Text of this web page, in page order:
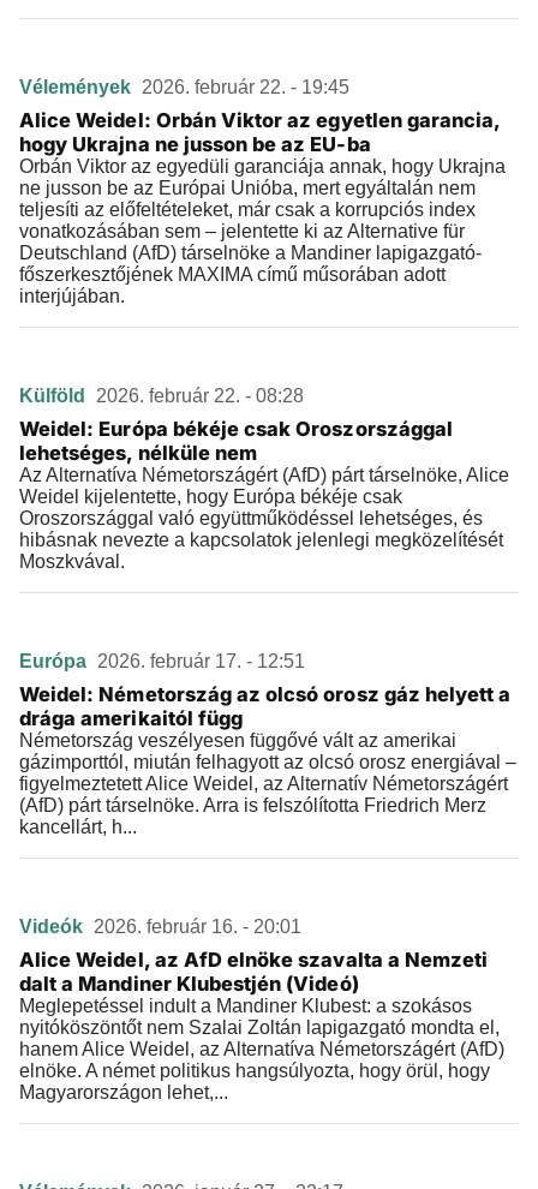
Vélemények 2026. február 22. - 19:45
Alice Weidel: Orbán Viktor az egyetlen garancia,
hogy Ukrajna ne jusson be az EU-ba
Orbán Viktor az egyedüli garanciája annak, hogy Ukrajna
ne jusson be az Európai Unióba, mert egyáltalán nem
teljesíti az előfeltételeket, már csak a korrupciós index
vonatkozásában sem – jelentette ki az Alternative für
Deutschland (AfD) társelnöke a Mandiner lapigazgató-
főszerkesztőjének MAXIMA című műsorában adott
interjújában.
Külföld 2026. február 22. - 08:28
Weidel: Európa békéje csak Oroszországgal
lehetséges, nélküle nem
Az Alternatíva Németországért (AfD) párt társelnöke, Alice
Weidel kijelentette, hogy Európa békéje csak
Oroszországgal való együttműködéssel lehetséges, és
hibásnak nevezte a kapcsolatok jelenlegi megközelítését
Moszkvával.
Európa 2026. február 17. - 12:51
Weidel: Németország az olcsó orosz gáz helyett a
drága amerikaitól függ
Németország veszélyesen függővé vált az amerikai
gázimporttól, miután felhagyott az olcsó orosz energiával –
figyelmeztetett Alice Weidel, az Alternatív Németországért
(AfD) párt társelnöke. Arra is felszólította Friedrich Merz
kancellárt, h...
Videók 2026. február 16. - 20:01
Alice Weidel, az AfD elnöke szavalta a Nemzeti
dalt a Mandiner Klubestjén (Videó)
Meglepetéssel indult a Mandiner Klubest: a szokásos
nyitóköszöntőt nem Szalai Zoltán lapigazgató mondta el,
hanem Alice Weidel, az Alternatíva Németországért (AfD)
elnöke. A német politikus hangsúlyozta, hogy örül, hogy
Magyarországon lehet,...